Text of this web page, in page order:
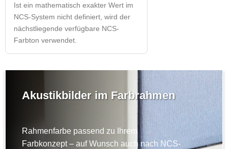
Ist ein mathematisch exakter Wert im
NCS-System nicht definiert, wird der
nächstliegende verfügbare NCS-
Farbton verwendet.
Akustikbilder im Farbrahmen
Rahmenfarbe passend zu Ihrem
Farbkonzept – auf Wunsch auch nach NCS-